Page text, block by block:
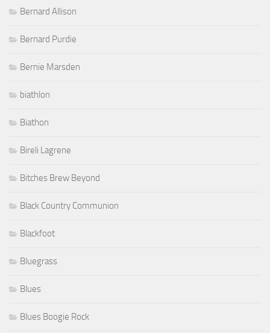
Bernard Allison
Bernard Purdie
Bernie Marsden
biathlon
Biathon
Bireli Lagrene
Bitches Brew Beyond
Black Country Communion
Blackfoot
Bluegrass
Blues
Blues Boogie Rock